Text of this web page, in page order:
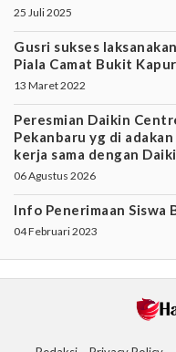
25 Juli 2025
Gusri sukses
Piala Camat Bukit Kapur
13 Maret 2022
Peresmian Daikin
Pekanbaru yg di
kerja sama dengan
06 Agustus 2026
Info Penerimaan Siswa
04 Februari 2023